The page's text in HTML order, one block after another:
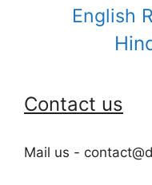
English
Contact us
Mail us -